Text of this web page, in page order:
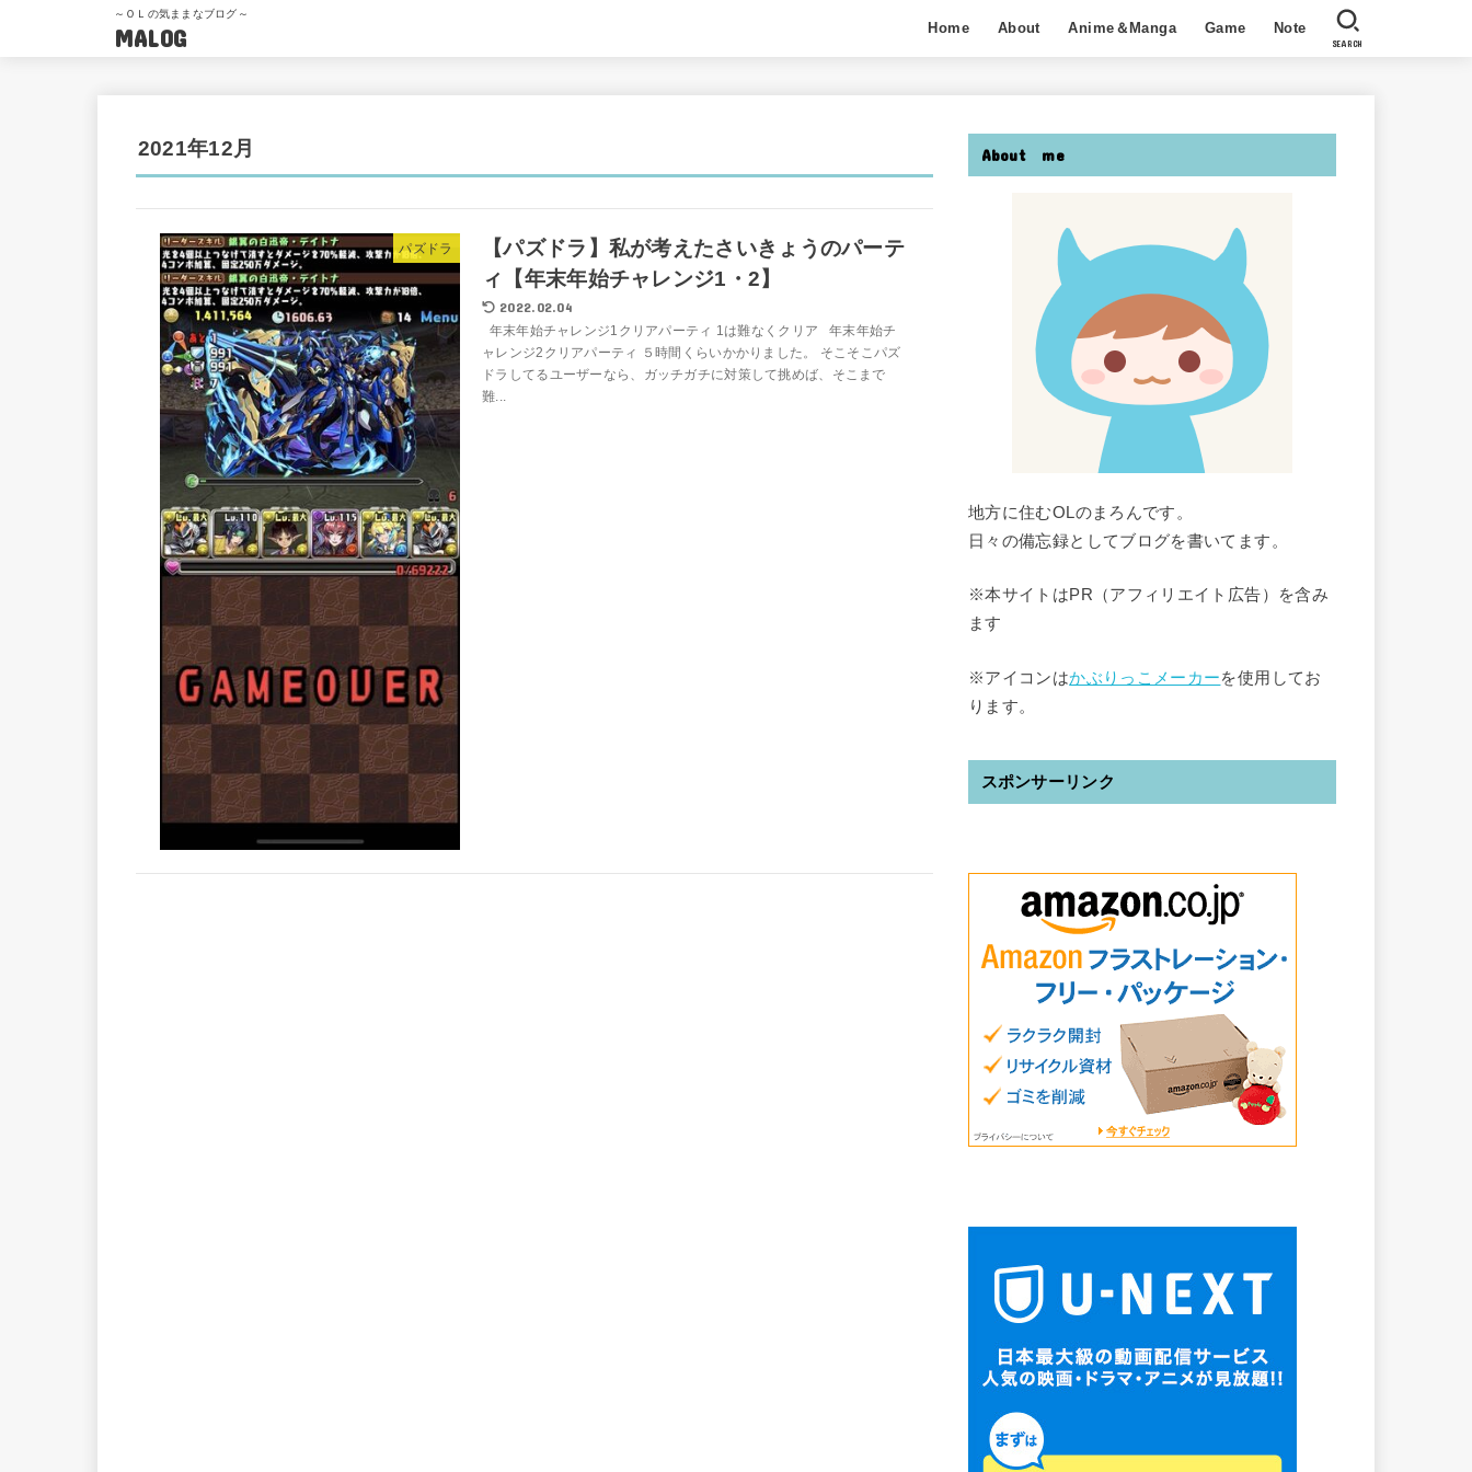
～ＯＬの気ままなブログ～
MALOG Home About Anime＆Manga Game Note
SEARCH
2021年12月
パズドラ
【パズドラ】私が考えたさいきょうのパーテ
ィ【年末年始チャレンジ1・2】
2022.02.04
年末年始チャレンジ1クリアパーティ 1は難なくクリア 年末年始チ
ャレンジ2クリアパーティ ５時間くらいかかりました。 そこそこパズ
ドラしてるユーザーなら、ガッチガチに対策して挑めば、そこまで
難...
About me
地方に住むOLのまろんです。
日々の備忘録としてブログを書いてます。
※本サイトはPR（アフィリエイト広告）を含み
ます
※アイコンはかぶりっこメーカーを使用してお
ります。
スポンサーリンク